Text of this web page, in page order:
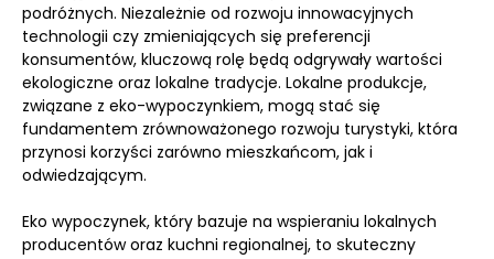
podróżnych. Niezależnie od rozwoju innowacyjnych
technologii czy zmieniających się preferencji
konsumentów, kluczową rolę będą odgrywały wartości
ekologiczne oraz lokalne tradycje. Lokalne produkcje,
związane z eko-wypoczynkiem, mogą stać się
fundamentem zrównoważonego rozwoju turystyki, która
przynosi korzyści zarówno mieszkańcom, jak i
odwiedzającym.
Eko wypoczynek, który bazuje na wspieraniu lokalnych
producentów oraz kuchni regionalnej, to skuteczny